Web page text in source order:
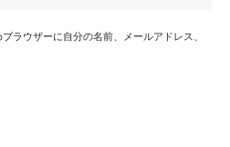
ラウザーに自分の名前、メールアドレス、